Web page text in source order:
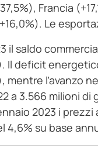
Francia
Le
il saldo
Il deficit
mentre l’avanzo
a 3.566 milioni di
2023 i
4,6% su base